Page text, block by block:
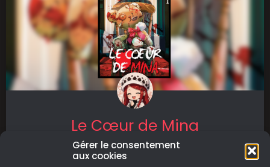
Gérer le consentement
aux cookies
Le Cœur de Mina
Mina, une adolescente ordinaire, est prise de